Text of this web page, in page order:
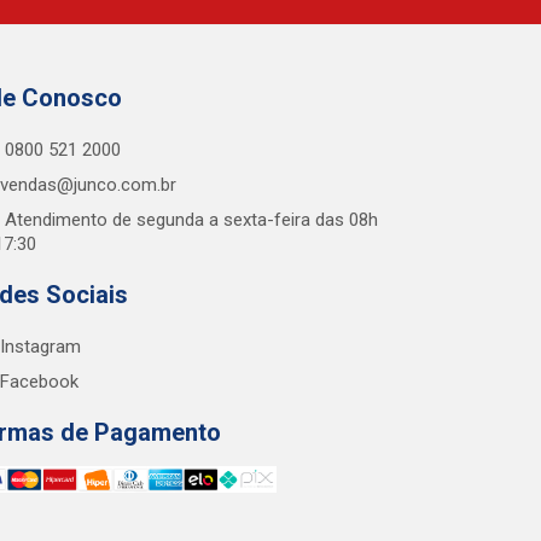
Conosco
0800 521 2000
vendas@junco.com.br
Atendimento de segunda a sexta-feira das 08h
Sociais
Instagram
Facebook
de Pagamento